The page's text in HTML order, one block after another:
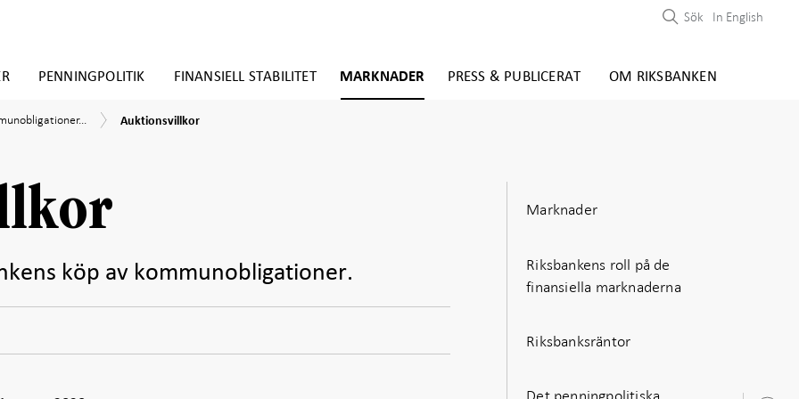
PENNINGPOLITIK FINANSIELL STABILITET MARKNADER PRESS & PUBLICERAT OM RIKSBANKEN
Sök In English
Auktionsvillkor
Auktionsvillkor
köp av kommunobligationer.
Marknader
Riksbankens roll på de
finansiella marknaderna
Riksbanksräntor